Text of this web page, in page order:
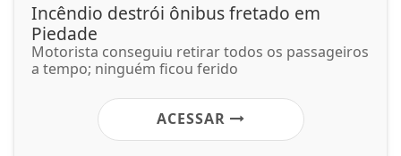
Incêndio destrói ônibus fretado em
Piedade
Motorista conseguiu retirar todos os passageiros
a tempo; ninguém ficou ferido
ACESSAR